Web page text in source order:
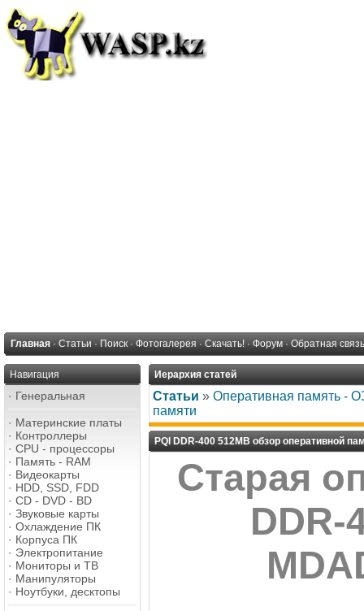
Главная · Статьи · Поиск · Фотогалерея · Скачать! · Форум · Обратная связь
Навигация
· Генеральная
· Материнские платы
· Контроллеры
· CPU - процессоры
· Память - RAM
· Видеокарты
· HDD, SSD, FDD
· CD - DVD - BD
· Звуковые карты
· Охлаждение ПК
· Корпуса ПК
· Электропитание
· Мониторы и ТВ
· Манипуляторы
· Ноутбуки, десктопы
Иерархия статей
Статьи » Оперативная память -
памяти
PQI DDR-400 512MB обзор оперативной
Старая
DDR-